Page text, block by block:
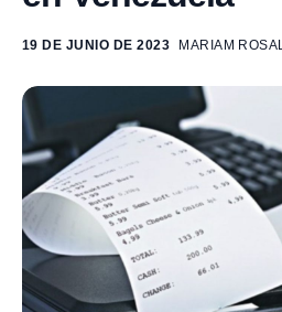
19 DE JUNIO DE 2023 MARIAM ROSAL